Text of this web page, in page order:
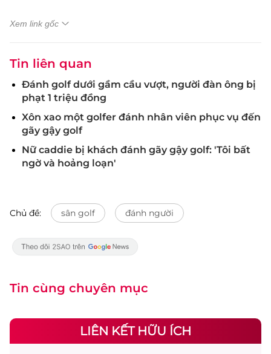
Xem link gốc
Tin liên quan
Đánh golf dưới gầm cầu vượt, người đàn ông bị
phạt 1 triệu đồng
Xôn xao một golfer đánh nhân viên phục vụ đến
gãy gậy golf
Nữ caddie bị khách đánh gãy gậy golf: 'Tôi bất
ngờ và hoảng loạn'
Chủ đề: sân golf đánh người
Tin cùng chuyên mục
LIÊN KẾT HỮU ÍCH